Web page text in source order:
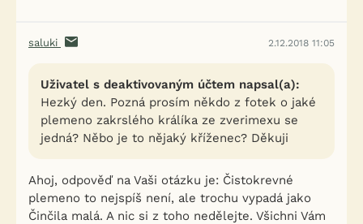
saluki 2.12.2018 11:05
Uživatel s deaktivovaným účtem napsal(a):
Hezký den. Pozná prosím někdo z fotek o jaké
plemeno zakrslého králíka ze zverimexu se
jedná? Něbo je to nějaký kříženec? Děkuji
Ahoj, odpověď na Vaši otázku je: Čistokrevné
plemeno to nejspíš není, ale trochu vypadá jako
Činčila malá. A nic si z toho nedělejte. Všichni Vám